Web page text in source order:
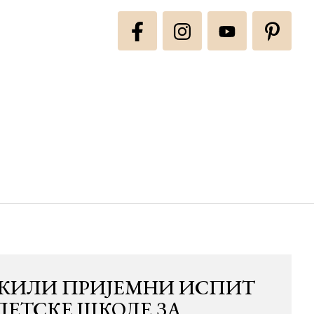
ПРИЈЕМНИ ИСПИТ